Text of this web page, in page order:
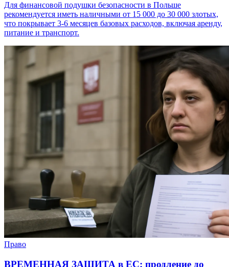
Для финансовой подушки безопасности в Польше
рекомендуется иметь наличными от 15 000 до 30 000 злотых,
что покрывает 3-6 месяцев базовых расходов, включая аренду,
питание и транспорт.
Право
ВРЕМЕННАЯ ЗАЩИТА в ЕС: продление до